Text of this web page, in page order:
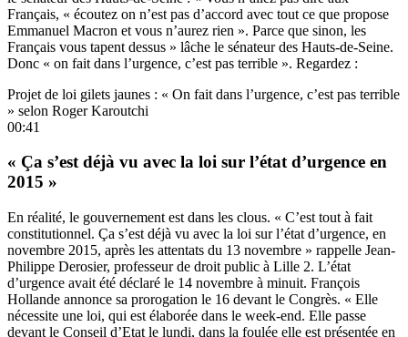
Français, « écoutez on n’est pas d’accord avec tout ce que propose
Emmanuel Macron et vous n’aurez rien ». Parce que sinon, les
Français vous tapent dessus » lâche le sénateur des Hauts-de-Seine.
Donc « on fait dans l’urgence, c’est pas terrible ». Regardez :
Projet de loi gilets jaunes : « On fait dans l’urgence, c’est pas terrible
» selon Roger Karoutchi
00:41
« Ça s’est déjà vu avec la loi sur l’état d’urgence en
2015 »
En réalité, le gouvernement est dans les clous. « C’est tout à fait
constitutionnel. Ça s’est déjà vu avec la loi sur l’état d’urgence, en
novembre 2015, après les attentats du 13 novembre » rappelle Jean-
Philippe Derosier, professeur de droit public à Lille 2. L’état
d’urgence avait été déclaré le 14 novembre à minuit. François
Hollande annonce sa prorogation le 16 devant le Congrès. « Elle
nécessite une loi, qui est élaborée dans le week-end. Elle passe
devant le Conseil d’Etat le lundi, dans la foulée elle est présentée en